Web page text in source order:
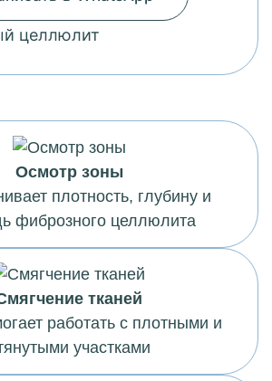
Осмотр зоны
плотность, глубину и
фиброзного целлюлита
тканей
работать с плотными и
участками